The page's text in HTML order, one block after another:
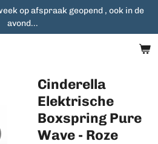
op afspraak geopend , ook in de
avond...
Cinderella
Elektrische
Boxspring Pure
Wave - Roze